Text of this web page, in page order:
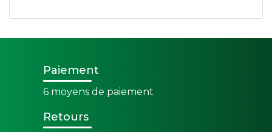
Paiement
6 moyens de paiement
Retours